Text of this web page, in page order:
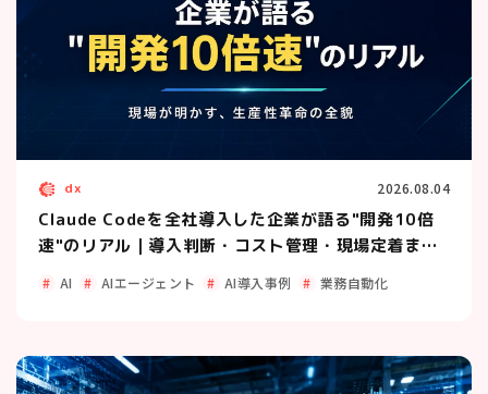
dx 2026.08.04
Claude Codeを全社導入した企業が語る"開発10倍
速"のリアル｜導入判断・コスト管理・現場定着まで
AI AIエージェント AI導入事例 業務自動化